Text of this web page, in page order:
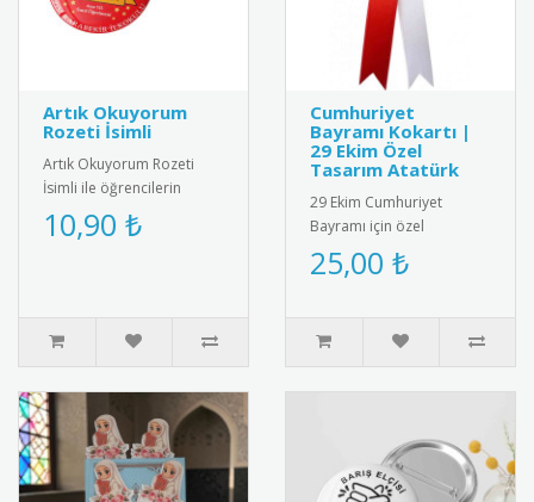
Artık Okuyorum
Rozeti İsimli
Artık Okuyorum Rozeti
İsimli ile öğrencilerin
başarısını kişiselleştirin!
Özel isim baskılı tasarımı..
10,90 ₺
Cumhuriyet
Bayramı Kokartı |
29 Ekim Özel
Tasarım Atatürk
29 Ekim Cumhuriyet
Bayramı için özel
tasarlanmış, kaliteli metal
ve emaye malzemeden
25,00 ₺